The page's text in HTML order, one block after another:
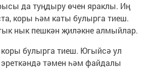
да туңдыру өчен яраклы. Иң
коры һәм каты булырга тиеш.
нык пешкән җиләкне алмыйлар.
булырга тиеш. Югыйсә ул
тәмен һәм файдалы